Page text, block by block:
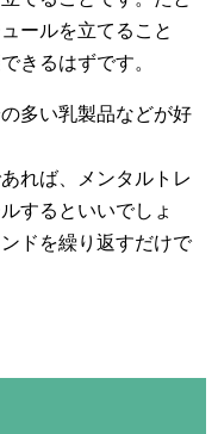
ールを立てること
きるはずです。
多い乳製品などが好
れば、メンタルトレ
するといいでしょ
ドを繰り返すだけで